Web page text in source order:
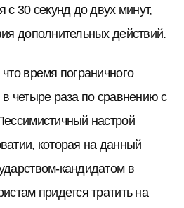
с 30 секунд до двух минут,
дополнительных действий.
время пограничного
в четыре раза по сравнению с
настрой
которая на данный
кандидатом в
придется тратить на